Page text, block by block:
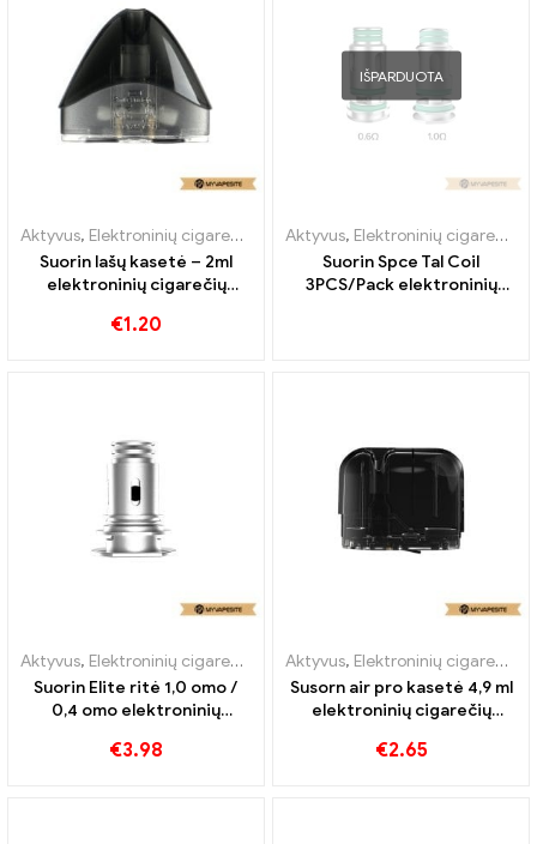
Aktyvus, Elektroninių cigarečių priedai ,Garintuvas
Suorin lašų kasetė – 2ml
elektroninių cigarečių
Custom
€1.20
IŠPARDUOTA
Aktyvus, Elektroninių cigarečių priedai
Suorin Spce Tal Coil
3PCS/Pack elektroninių
Aktyvus, Elektroninių cigarečių priedai ,Garintuvas
Suorin Elite ritė 1,0 omo /
0,4 omo elektroninių
prekyba 丨Custom
€3.98
Aktyvus, Elektroninių cigarečių priedai
Susorn air pro kasetė 4,9 ml
elektroninių cigarečių
Custom
€2.65